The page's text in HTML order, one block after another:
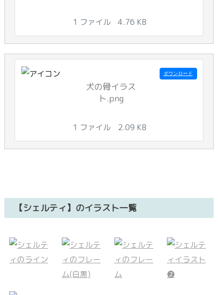
1 ファイル 4.76 KB
犬の骨イラス
ト.png
1 ファイル 2.09 KB
ダウンロード
【シェルティ】のイラスト一覧